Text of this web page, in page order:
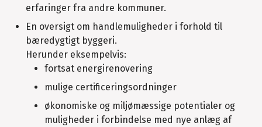
erfaringer fra andre kommuner.
En oversigt om handlemuligheder i forhold til
bæredygtigt byggeri.
Herunder eksempelvis:
fortsat energirenovering
mulige certificeringsordninger
økonomiske og miljømæssige potentialer og
muligheder i forbindelse med nye anlæg af